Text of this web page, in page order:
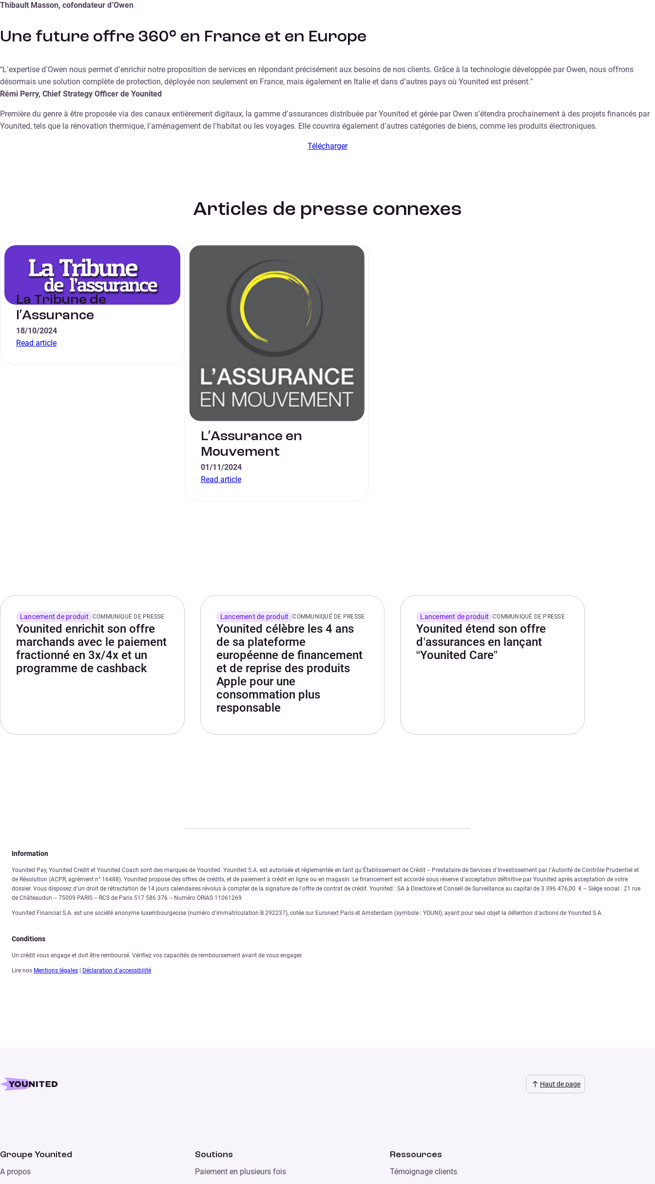
Thibault Masson, cofondateur d’Owen
Une future offre 360° en France et en Europe
“L’expertise d’Owen nous permet d’enrichir notre proposition de services en répondant précisément aux besoins de nos clients. Grâce à la technologie développée par Owen, nous offrons
désormais une solution complète de protection, déployée non seulement en France, mais également en Italie et dans d’autres pays où Younited est présent.”
Rémi Perry, Chief Strategy Officer de Younited
Première du genre à être proposée via des canaux entièrement digitaux, la gamme d’assurances distribuée par Younited et gérée par Owen s’étendra prochainement à des projets financés par
Younited, tels que la rénovation thermique, l’aménagement de l’habitat ou les voyages. Elle couvrira également d’autres catégories de biens, comme les produits électroniques.
Télécharger
Articles de presse connexes
La Tribune de
l’Assurance
18/10/2024
Read article
L’Assurance en
Mouvement
01/11/2024
Read article
Lancement de produit COMMUNIQUÉ DE PRESSE
Younited enrichit son offre
marchands avec le paiement
fractionné en 3x/4x et un
programme de cashback
Lancement de produit COMMUNIQUÉ DE PRESSE
Younited célèbre les 4 ans
de sa plateforme
européenne de financement
et de reprise des produits
Apple pour une
consommation plus
responsable
Lancement de produit COMMUNIQUÉ DE PRESSE
Younited étend son offre
d’assurances en lançant
“Younited Care”
Information
Younited Pay, Younited Credit et Younited Coach sont des marques de Younited. Younited S.A. est autorisée et réglementée en tant qu’Établissement de Crédit – Prestataire de Services d’Investissement par l’Autorité de Contrôle Prudentiel et
de Résolution (ACPR, agrément n° 16488). Younited propose des offres de crédits, et de paiement à crédit en ligne ou en magasin. Le financement est accordé sous réserve d’acceptation définitive par Younited après acceptation de votre
dossier. Vous disposez d’un droit de rétractation de 14 jours calendaires révolus à compter de la signature de l’offre de contrat de crédit. Younited : SA à Directoire et Conseil de Surveillance au capital de 3 396 476,00 € – Siège social : 21 rue
de Châteaudun – 75009 PARIS – RCS de Paris 517 586 376 – Numéro ORIAS 11061269.
Younited Financial S.A. est une société anonyme luxembourgeoise (numéro d’immatriculation B 292237), cotée sur Euronext Paris et Amsterdam (symbole : YOUNI), ayant pour seul objet la détention d’actions de Younited S.A.
Conditions
Un crédit vous engage et doit être remboursé. Vérifiez vos capacités de remboursement avant de vous engager.
Lire nos Mentions légales Déclaration d’accessibilité
Haut de page
Groupe Younited
A propos
Soutions
Paiement en plusieurs fois
Ressources
Témoignage clients